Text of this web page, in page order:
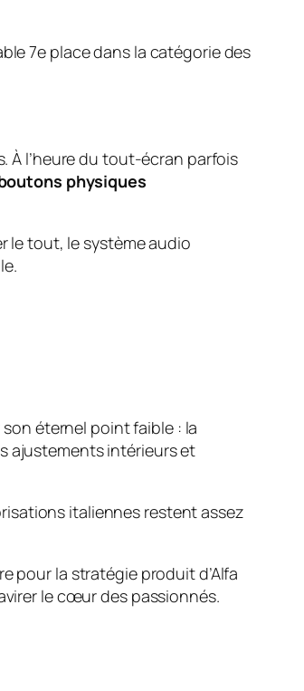
7e place dans la catégorie des
À l’heure du tout-écran parfois
physiques
le tout, le système audio
éternel point faible : la
ajustements intérieurs et
italiennes restent assez
pour la stratégie produit d’Alfa
le cœur des passionnés.